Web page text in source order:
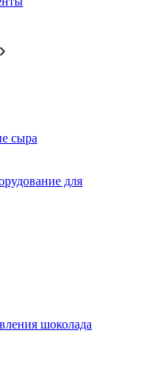
сыра
для
шоколада